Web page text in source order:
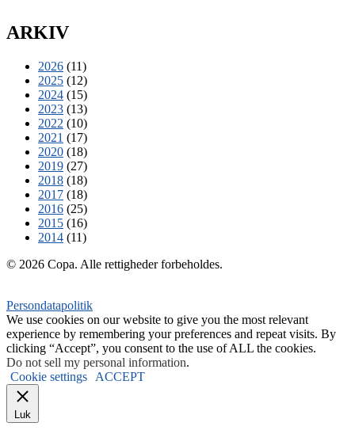
ARKIV
2026 (11)
2025 (12)
2024 (15)
2023 (13)
2022 (10)
2021 (17)
2020 (18)
2019 (27)
2018 (18)
2017 (18)
2016 (25)
2015 (16)
2014 (11)
© 2026 Copa. Alle rettigheder forbeholdes.
Persondatapolitik
We use cookies on our website to give you the most relevant
experience by remembering your preferences and repeat visits. By
clicking “Accept”, you consent to the use of ALL the cookies.
Do not sell my personal information.
Cookie settings
ACCEPT
Luk